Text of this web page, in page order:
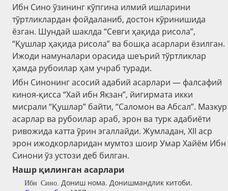
Ибн Сино ўзининг кўпгина илмий ишларини
тўртликлардан фойдаланиб, достон кўринишида
ёзган. Шундай шаклда “Севги ҳақида рисола”,
“Қушлар ҳақида рисола” ва бошқа асарлари ёзилган.
Ижоди намуналари орасида шеърий тўртликлар
ҳамда рубоилар ҳам учраб туради.
Ибн Синонинг асосий адабий асарлари — фалсафий
киноя-қисса “Хай ибн Якзан”, йигирмата икки
мисрали “Қушлар” байти, “Саломон ва Абсал”. Мазкур
асарлар ва рубоилар араб, эрон ва турк адабиёти
ривожида катта ўрин эгаллайди. Жумладан, XII аср
эрон ижодкорларидан мумтоз шоир Умар Хайём Ибн
Синони ўз устози деб билган.
Нашр қилинган асарлари
Ибн Сино.
Дониш нома. Донишмандлик китоби.